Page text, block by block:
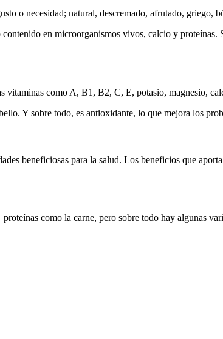
o necesidad; natural, descremado, afrutado, griego,
en microorganismos vivos, calcio y proteínas.
vitaminas como A, B1, B2, C, E, potasio, magnesio,
Y sobre todo, es antioxidante, lo que mejora los
beneficiosas para la salud. Los beneficios que
como la carne, pero sobre todo hay algunas